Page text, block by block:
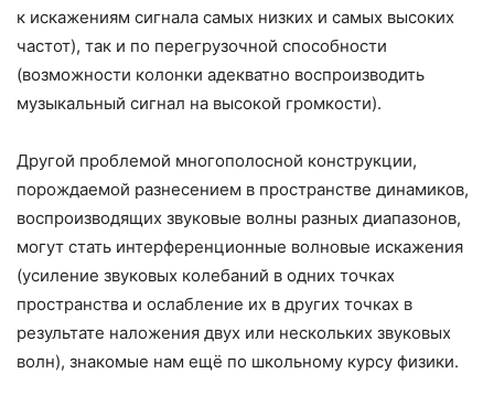
к искажениям сигнала самых низких и самых высоких
частот), так и по перегрузочной способности
(возможности колонки адекватно воспроизводить
музыкальный сигнал на высокой громкости).
Другой проблемой многополосной конструкции,
порождаемой разнесением в пространстве динамиков,
воспроизводящих звуковые волны разных диапазонов,
могут стать интерференционные волновые искажения
(усиление звуковых колебаний в одних точках
пространства и ослабление их в других точках в
результате наложения двух или нескольких звуковых
волн), знакомые нам ещё по школьному курсу физики.